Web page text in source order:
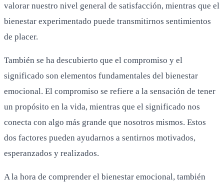
valorar nuestro nivel general de satisfacción, mientras que el
bienestar experimentado puede transmitirnos sentimientos
de placer.
También se ha descubierto que el compromiso y el
significado son elementos fundamentales del bienestar
emocional. El compromiso se refiere a la sensación de tener
un propósito en la vida, mientras que el significado nos
conecta con algo más grande que nosotros mismos. Estos
dos factores pueden ayudarnos a sentirnos motivados,
esperanzados y realizados.
A la hora de comprender el bienestar emocional, también